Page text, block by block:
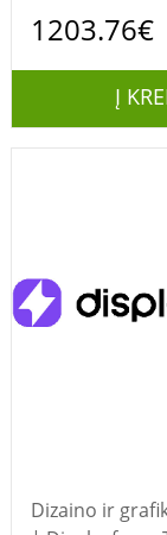
1203.76€
Į
Dizaino ir